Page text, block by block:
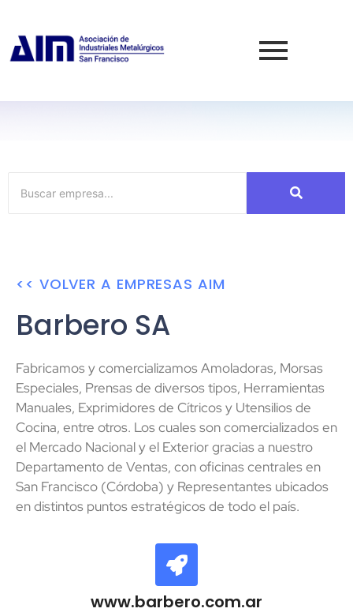
<< VOLVER A EMPRESAS AIM
Barbero SA
Fabricamos y comercializamos Amoladoras, Morsas
Especiales, Prensas de diversos tipos, Herramientas
Manuales, Exprimidores de Cítricos y Utensilios de
Cocina, entre otros. Los cuales son comercializados en
el Mercado Nacional y el Exterior gracias a nuestro
Departamento de Ventas, con oficinas centrales en
San Francisco (Córdoba) y Representantes ubicados
en distintos puntos estratégicos de todo el país.
www.barbero.com.ar